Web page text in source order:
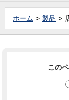
ホーム 製品
この